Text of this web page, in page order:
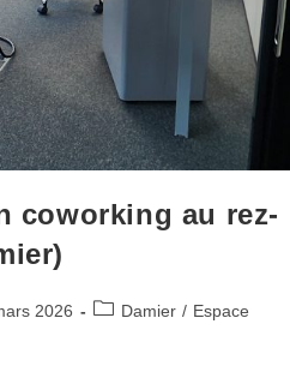
coworking au rez-
2026 Damier / Espace